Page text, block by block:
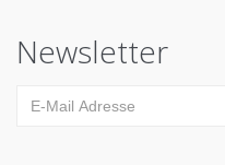
Newsletter